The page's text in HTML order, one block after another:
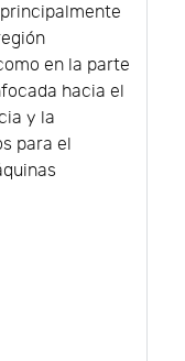
en la parte
hacia el
y la
para el